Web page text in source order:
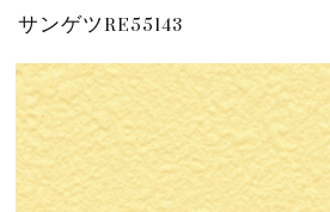
DIYお役立ち情報
2025.12.22
DIYで猫ちゃんドアを付けよう。...
DIYお役立ち情報
2024.7.11
サンゲツリザーブの壁紙について...
サンゲツRE55143